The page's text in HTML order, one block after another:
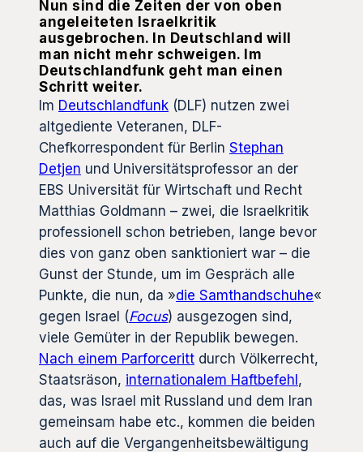
Nun sind die Zeiten der von oben
angeleiteten Israelkritik
ausgebrochen. In Deutschland will
man nicht mehr schweigen. Im
Deutschlandfunk geht man einen
Schritt weiter.
Im Deutschlandfunk (DLF) nutzen zwei
altgediente Veteranen, DLF-
Chefkorrespondent für Berlin Stephan
Detjen und Universitätsprofessor an der
EBS Universität für Wirtschaft und Recht
Matthias Goldmann – zwei, die Israelkritik
professionell schon betrieben, lange bevor
dies von ganz oben sanktioniert war – die
Gunst der Stunde, um im Gespräch alle
Punkte, die nun, da »die Samthandschuhe«
gegen Israel (Focus) ausgezogen sind,
viele Gemüter in der Republik bewegen.
Nach einem Parforceritt durch Völkerrecht,
Staatsräson, internationalem Haftbefehl,
das, was Israel mit Russland und dem Iran
gemeinsam habe etc., kommen die beiden
auch auf die Vergangenheitsbewältigung